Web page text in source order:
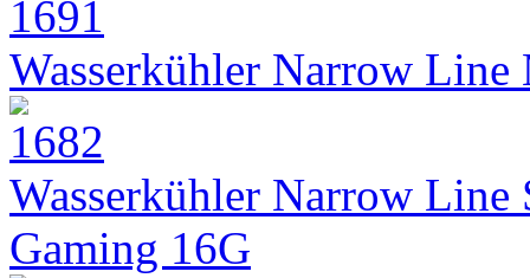
Wasserkühler Narrow
Wasserkühler Narrow
Gaming 16G